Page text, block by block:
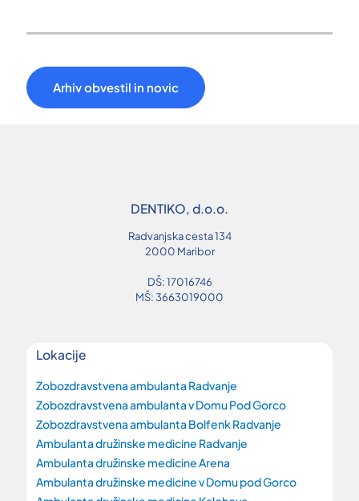
Arhiv obvestil in novic
DENTIKO, d.o.o.
Radvanjska cesta 134
2000 Maribor
DŠ: 17016746
MŠ: 3663019000
Lokacije
Zobozdravstvena ambulanta Radvanje
Zobozdravstvena ambulanta v Domu Pod Gorco
Zobozdravstvena ambulanta Bolfenk Radvanje
Ambulanta družinske medicine Radvanje
Ambulanta družinske medicine Arena
Ambulanta družinske medicine v Domu pod Gorco